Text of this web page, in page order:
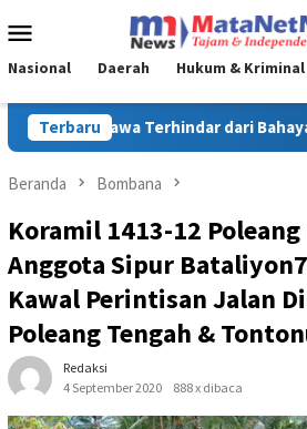
ke
Mobile
Nasional Daerah Hukum & Kriminal
Terbaru
MIND ID Tegaskan Dukungan Penuh
Beranda Bombana
Koramil 1413-12 Poleang
Anggota Sipur
Kawal Perintisan Jalan
Poleang Tengah &
Redaksi
4 September 2020
888 x dibaca